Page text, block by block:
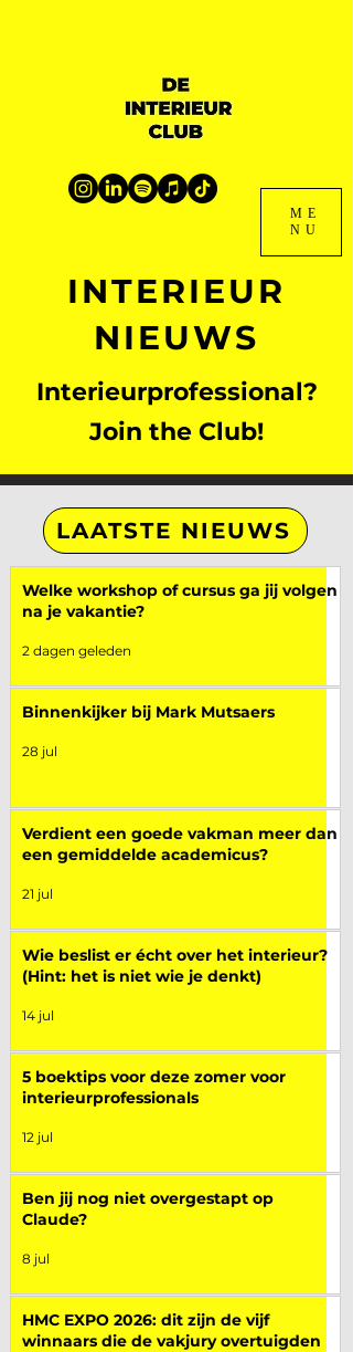
ME
NU
INTERIEUR
NIEUWS
Interieurprofessional?
Join the Club!
LAATSTE NIEUWS
Welke workshop of cursus ga jij volgen
na je vakantie?
2 dagen geleden
Binnenkijker bij Mark Mutsaers
28 jul
Verdient een goede vakman meer dan
een gemiddelde academicus?
21 jul
Wie beslist er écht over het interieur?
(Hint: het is niet wie je denkt)
14 jul
5 boektips voor deze zomer voor
interieurprofessionals
12 jul
Ben jij nog niet overgestapt op
Claude?
8 jul
HMC EXPO 2026: dit zijn de vijf
winnaars die de vakjury overtuigden